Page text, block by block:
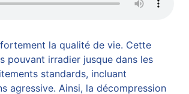
la qualité de vie. Cette
pouvant irradier jusque dans les
standards, incluant
agressive. Ainsi, ladécompression